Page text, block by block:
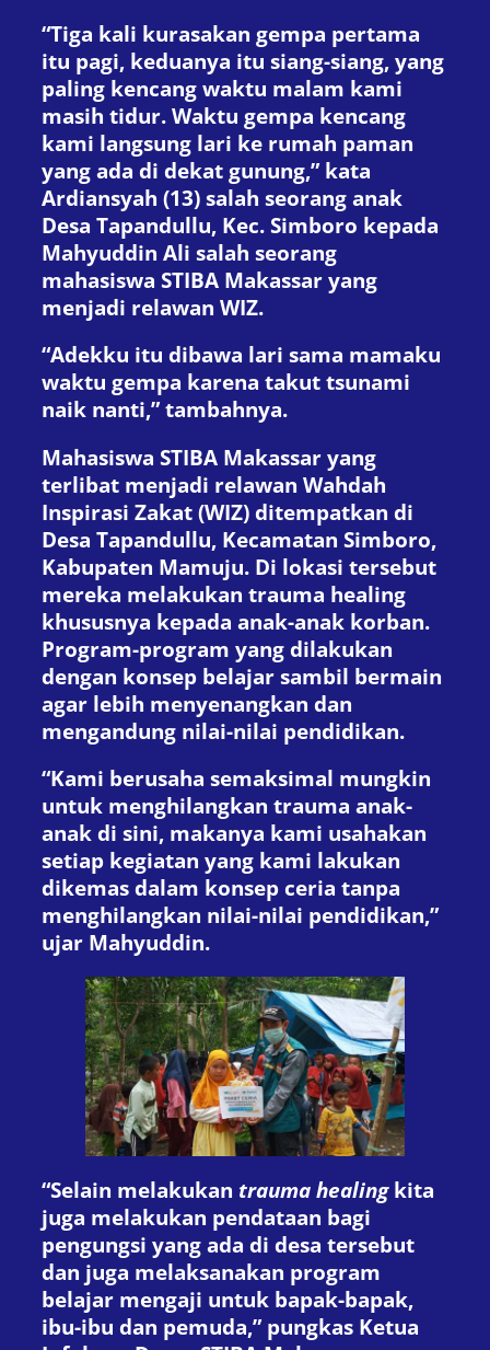
“Tiga kali kurasakan gempa pertama
itu pagi, keduanya itu siang-siang, yang
paling kencang waktu malam kami
masih tidur. Waktu gempa kencang
kami langsung lari ke rumah paman
yang ada di dekat gunung,” kata
Ardiansyah (13) salah seorang anak
Desa Tapandullu, Kec. Simboro kepada
Mahyuddin Ali salah seorang
mahasiswa STIBA Makassar yang
menjadi relawan WIZ.
“Adekku itu dibawa lari sama mamaku
waktu gempa karena takut tsunami
naik nanti,” tambahnya.
Mahasiswa STIBA Makassar yang
terlibat menjadi relawan Wahdah
Inspirasi Zakat (WIZ) ditempatkan di
Desa Tapandullu, Kecamatan Simboro,
Kabupaten Mamuju. Di lokasi tersebut
mereka melakukan trauma healing
khususnya kepada anak-anak korban.
Program-program yang dilakukan
dengan konsep belajar sambil bermain
agar lebih menyenangkan dan
mengandung nilai-nilai pendidikan.
“Kami berusaha semaksimal mungkin
untuk menghilangkan trauma anak-
anak di sini, makanya kami usahakan
setiap kegiatan yang kami lakukan
dikemas dalam konsep ceria tanpa
menghilangkan nilai-nilai pendidikan,”
ujar Mahyuddin.
“Selain melakukan trauma healingkita
juga melakukan pendataan bagi
pengungsi yang ada di desa tersebut
dan juga melaksanakan program
belajar mengaji untuk bapak-bapak,
ibu-ibu dan pemuda,” pungkas Ketua